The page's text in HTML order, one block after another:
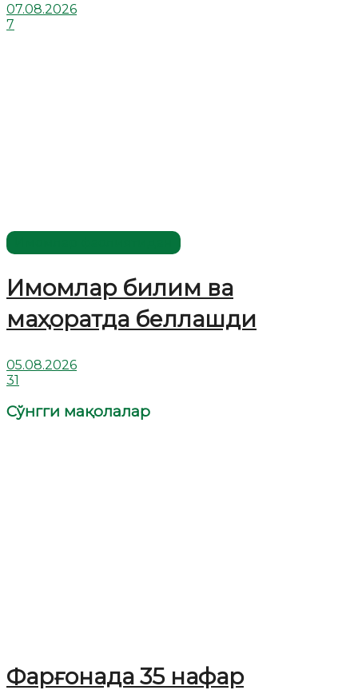
07.08.2026
7
Имомлар билим ва
маҳоратда беллашди
05.08.2026
31
Сўнгги мақолалар
Фарғонада 35 нафар